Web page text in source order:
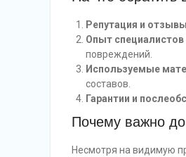
Репутация и
Опыт специалистов
повреждений.
Используемые
составов.
Гарантии и
Почему важно
Несмотря на видимую